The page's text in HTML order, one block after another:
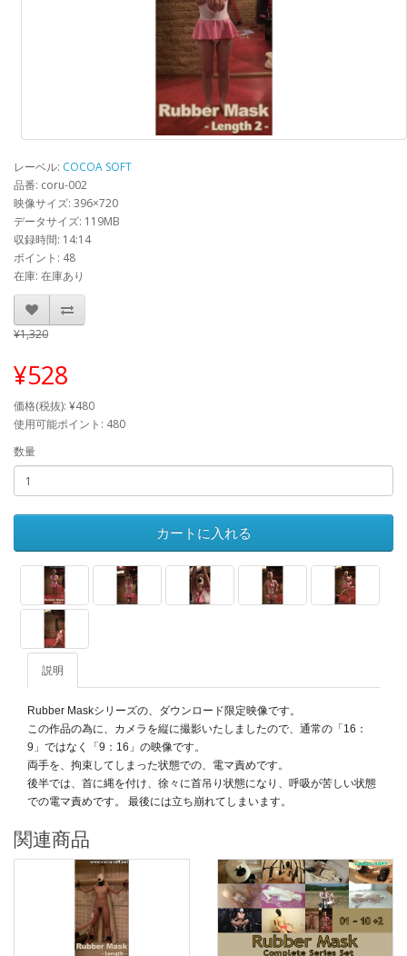
レーベル: COCOA SOFT
品番: coru-002
映像サイズ: 396×720
データサイズ: 119MB
収録時間: 14:14
ポイント: 48
在庫: 在庫あり
¥1,320
¥528
価格(税抜): ¥480
使用可能ポイント: 480
数量
カートに入れる
説明
Rubber Maskシリーズの、ダウンロード限定映像です。
この作品の為に、カメラを縦に撮影いたしましたので、通常の「16：
9」ではなく「9：16」の映像です。
両手を、拘束してしまった状態での、電マ責めです。
後半では、首に縄を付け、徐々に首吊り状態になり、呼吸が苦しい状態
での電マ責めです。 最後には立ち崩れてしまいます。
関連商品